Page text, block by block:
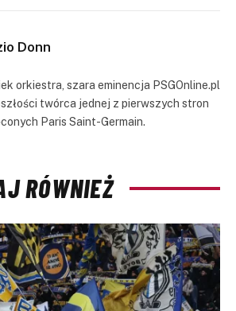
Donn
orkiestra, szara eminencja PSGOnline.pl
twórca jednej z pierwszych stron
Paris Saint-Germain.
RÓWNIEŻ